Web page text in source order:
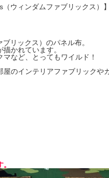
ウィンダムファブリックス）
リックス）のパネル布。
かれています。
など、とってもワイルド！
のインテリアファブリックや